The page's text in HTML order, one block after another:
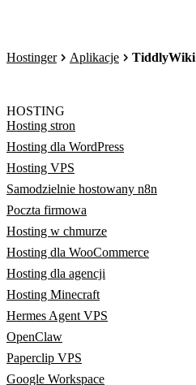
Hostinger Aplikacje TiddlyWiki
HOSTING
Hosting stron
Hosting dla WordPress
Hosting VPS
Samodzielnie hostowany n8n
Poczta firmowa
Hosting w chmurze
Hosting dla WooCommerce
Hosting dla agencji
Hosting Minecraft
Hermes Agent VPS
OpenClaw
Paperclip VPS
Google Workspace